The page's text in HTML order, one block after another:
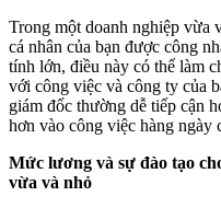
Trong một doanh nghiệp vừa
cá nhân của bạn được công
tính lớn, điều này có thể làm
với công việc và công ty của
giám đốc thường dễ tiếp cận
hơn vào công việc hàng ngày
Mức lương và sự đào tạo
vừa và nhỏ